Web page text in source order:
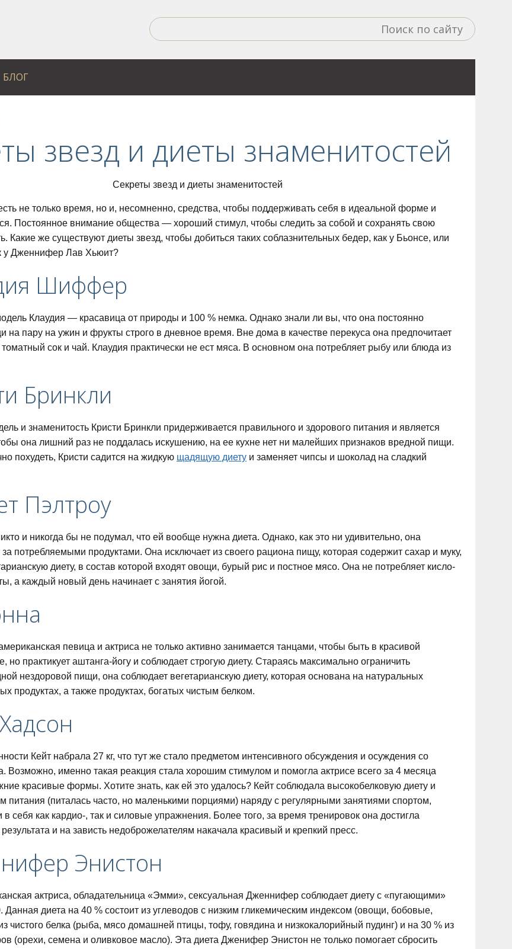
БЛОГ
звезд и диеты знаменитостей
не только время, но и, несомненно, средства, чтобы поддерживать себя в идеальной форме и
Постоянное внимание общества — хороший стимул, чтобы следить за собой и сохранять свою
Какие же существуют диеты звезд, чтобы добиться таких соблазнительных бедер, как у Бьонсе, или
у Дженнифер Лав Хьюит?
Шиффер
Клаудия — красавица от природы и 100 % немка. Однако знали ли вы, что она постоянно
на пару на ужин и фрукты строго в дневное время. Вне дома в качестве перекуса она предпочитает
сок и чай. Клаудия практически не ест мяса. В основном она потребляет рыбу или блюда из
Бринкли
и знаменитость Кристи Бринкли придерживается правильного и здорового питания и является
она лишний раз не поддалась искушению, на ее кухне нет ни малейших признаков вредной пищи.
похудеть, Кристи садится на жидкую щадящую диету и заменяет чипсы и шоколад на сладкий
Пэлтроу
и никогда бы не подумал, что ей вообще нужна диета. Однако, как это ни удивительно, она
потребляемыми продуктами. Она исключает из своего рациона пищу, которая содержит сахар и муку,
диету, в состав которой входят овощи, бурый рис и постное мясо. Она не потребляет кисло-
а каждый новый день начинает с занятия йогой.
певица и актриса не только активно занимается танцами, чтобы быть в красивой
но практикует аштанга-йогу и соблюдает строгую диету. Стараясь максимально ограничить
нездоровой пищи, она соблюдает вегетарианскую диету, которая основана на натуральных
продуктах, а также продуктах, богатых чистым белком.
Кейт набрала 27 кг, что тут же стало предметом интенсивного обсуждения и осуждения со
Возможно, именно такая реакция стала хорошим стимулом и помогла актрисе всего за 4 месяца
красивые формы. Хотите знать, как ей это удалось? Кейт соблюдала высокобелковую диету и
питания (питалась часто, но маленькими порциями) наряду с регулярными занятиями спортом,
себя как кардио-, так и силовые упражнения. Более того, за время тренировок она достигла
и на зависть недоброжелателям накачала красивый и крепкий пресс.
Энистон
актриса, обладательница «Эмми», сексуальная Дженнифер соблюдает диету с «пугающими»
диета на 40 % состоит из углеводов с низким гликемическим индексом (овощи, бобовые,
чистого белка (рыба, мясо домашней птицы, тофу, говядина и низкокалорийный пудинг) и на 30 % из
(орехи, семена и оливковое масло). Эта диета Дженифер Энистон не только помогает сбросить
для похудения
для похудения
и таблица